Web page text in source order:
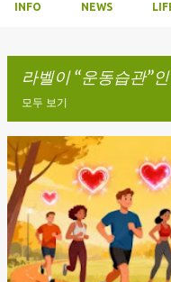
INFO NEWS
라벨이 운동습관
모두 보기
글